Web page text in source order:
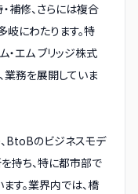
補修、さらには複合
にわたります。特
・エム ブリッジ株式
業務を展開していま
BtoBのビジネスモデ
持ち、特に都市部で
す。業界内では、橋